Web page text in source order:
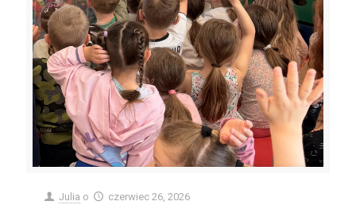
Julia o czerwiec 26, 2026